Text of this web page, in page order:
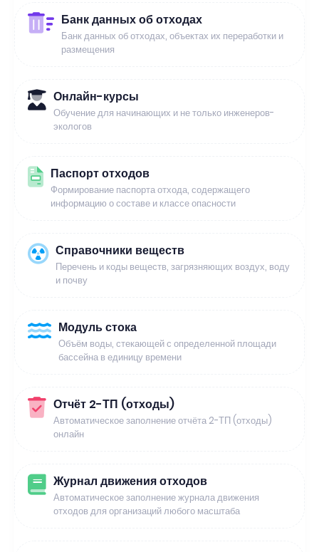
Банк данных об отходах
Банк данных об отходах, объектах их переработки и
размещения
Онлайн-курсы
Обучение для начинающих и не только инженеров-
экологов
Паспорт отходов
Формирование паспорта отхода, содержащего
информацию о составе и классе опасности
Справочники веществ
Перечень и коды веществ, загрязняющих воздух, воду
и почву
Модуль стока
Объём воды, стекающей с определенной площади
бассейна в единицу времени
Отчёт 2-ТП (отходы)
Автоматическое заполнение отчёта 2-ТП (отходы)
онлайн
Журнал движения отходов
Автоматическое заполнение журнала движения
отходов для организаций любого масштаба